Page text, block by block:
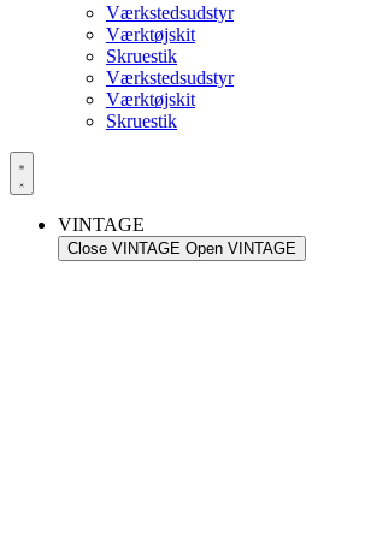
Værkstedsudstyr
Værktøjskit
Skruestik
Værkstedsudstyr
Værktøjskit
Skruestik
VINTAGE
Close VINTAGE Open VINTAGE